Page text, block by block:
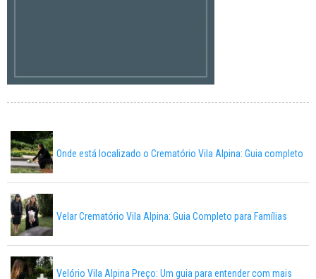
Onde está localizado o Crematório Vila Alpina: Guia completo
Velar Crematório Vila Alpina: Guia Completo para Famílias
Velório Vila Alpina Preço: Um guia para entender com mais